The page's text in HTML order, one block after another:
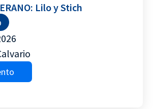
Lilo y Stich